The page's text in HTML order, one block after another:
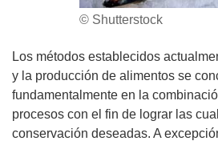
© Shutterstock
Los métodos establecidos
y la producción de alimentos se
fundamentalmente en la
procesos con el fin de lograr las
conservación deseadas. A